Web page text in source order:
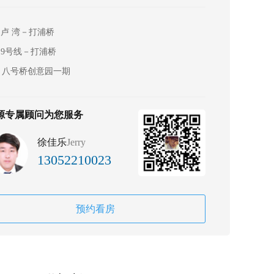
卢 湾－打浦桥
9号线－打浦桥
八号桥创意园一期
专属顾问为您服务
徐佳乐Jerry
13052210023
预约看房